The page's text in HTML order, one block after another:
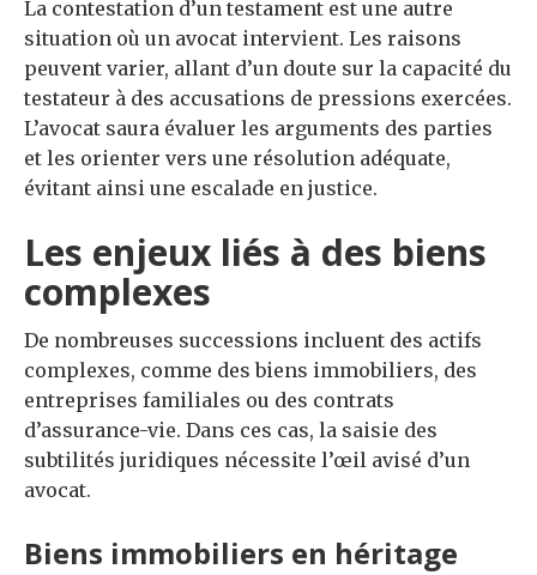
La contestation d’un testament est une autre
situation où un avocat intervient. Les raisons
peuvent varier, allant d’un doute sur la capacité du
testateur à des accusations de pressions exercées.
L’avocat saura évaluer les arguments des parties
et les orienter vers une résolution adéquate,
évitant ainsi une escalade en justice.
Les enjeux liés à des biens
complexes
De nombreuses successions incluent des actifs
complexes, comme des biens immobiliers, des
entreprises familiales ou des contrats
d’assurance-vie. Dans ces cas, la saisie des
subtilités juridiques nécessite l’œil avisé d’un
avocat.
Biens immobiliers en héritage